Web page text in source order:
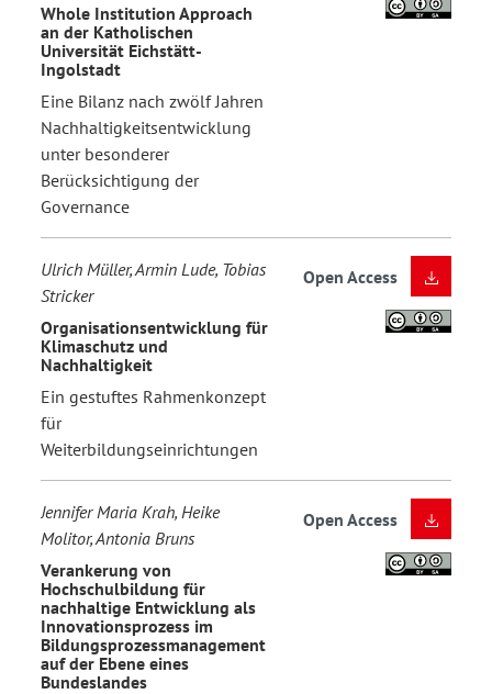
Whole Institution Approach
an der Katholischen
Universität Eichstätt-
Ingolstadt
Eine Bilanz nach zwölf Jahren
Nachhaltigkeitsentwicklung
unter besonderer
Berücksichtigung der
Governance
Ulrich Müller, Armin Lude, Tobias
Stricker
Organisationsentwicklung für
Klimaschutz und
Nachhaltigkeit
Ein gestuftes Rahmenkonzept
für
Weiterbildungseinrichtungen
Open Access
Jennifer Maria Krah, Heike
Molitor, Antonia Bruns
Verankerung von
Hochschulbildung für
nachhaltige Entwicklung als
Innovationsprozess im
Bildungsprozessmanagement
auf der Ebene eines
Bundeslandes
Open Access